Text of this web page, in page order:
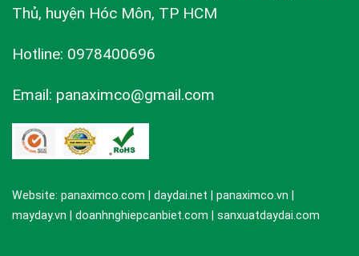
Thủ, huyện Hóc Môn, TP HCM
Hotline: 0978400696
Email: panaximco@gmail.com
Website: panaximco.com | daydai.net | panaximco.vn |
mayday.vn | doanhnghiepcanbiet.com | sanxuatdaydai.com